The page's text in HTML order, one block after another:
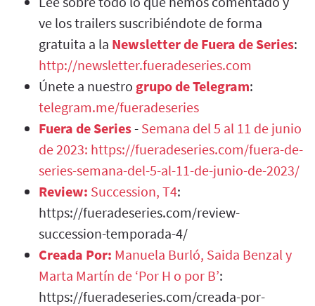
ve los trailers suscribiéndote de forma
gratuita a la Newsletter de Fuera de Series:
http://newsletter.fueradeseries.com
Únete a nuestro grupo de Telegram:
telegram.me/fueradeseries
Fuera de Series- Semana del 5 al 11 de junio
de 2023: https://fueradeseries.com/fuera-de-
series-semana-del-5-al-11-de-junio-de-2023/
Review: Succession, T4:
https://fueradeseries.com/review-
succession-temporada-4/
Creada Por: Manuela Burló, Saida Benzal y
Marta Martín de ‘Por H o por B’:
https://fueradeseries.com/creada-por-